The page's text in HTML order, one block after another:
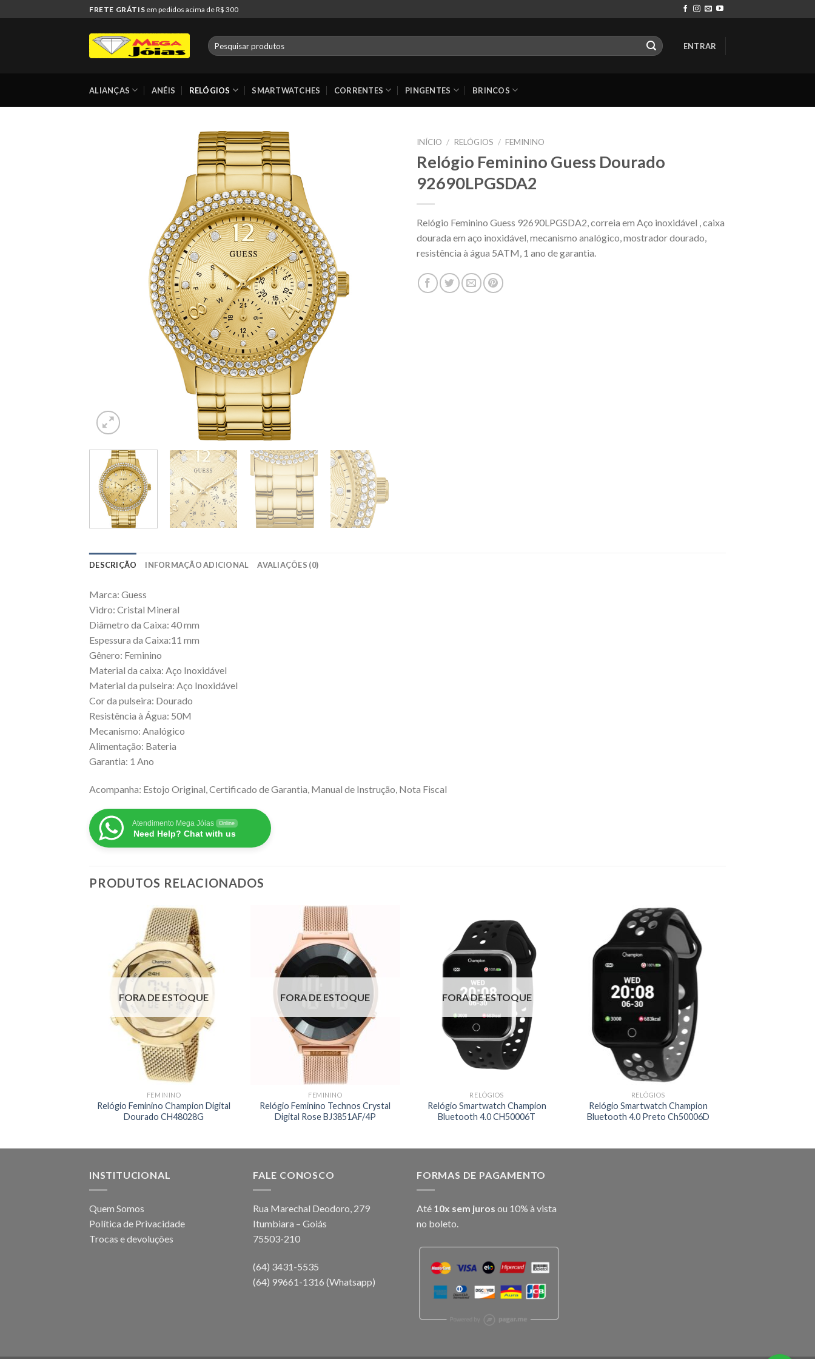
to
FRETE GRÁTIS em pedidos acima de R$ 300
Pesquisar
por:
ENTRAR
ALIANÇAS ANÉIS RELÓGIOS SMARTWATCHES CORRENTES PINGENTES BRINCOS
INÍCIO / RELÓGIOS / FEMININO
Relógio Feminino Guess Dourado
92690LPGSDA2
Relógio Feminino Guess 92690LPGSDA2, correia em Aço inoxidável , caixa
dourada em aço inoxidável, mecanismo analógico, mostrador dourado,
resistência à água 5ATM, 1 ano de garantia.
DESCRIÇÃO INFORMAÇÃO ADICIONAL AVALIAÇÕES (0)
Marca: Guess
Vidro: Cristal Mineral
Diâmetro da Caixa: 40 mm
Espessura da Caixa:11 mm
Gênero: Feminino
Material da caixa: Aço Inoxidável
Material da pulseira: Aço Inoxidável
Cor da pulseira: Dourado
Resistência à Água: 50M
Mecanismo: Analógico
Alimentação: Bateria
Garantia: 1 Ano
Acompanha: Estojo Original, Certificado de Garantia, Manual de Instrução, Nota Fiscal
Atendimento Mega Jóias Online
Need Help? Chat with us
PRODUTOS RELACIONADOS
FORA DE ESTOQUE
FEMININO
Relógio Feminino Champion Digital
Dourado CH48028G
FORA DE ESTOQUE
FEMININO
Relógio Feminino Technos Crystal
Digital Rose BJ3851AF/4P
FORA DE ESTOQUE
RELÓGIOS
Relógio Smartwatch Champion
Bluetooth 4.0 CH50006T
RELÓGIOS
Relógio Smartwatch Champion
Bluetooth 4.0 Preto Ch50006D
INSTITUCIONAL
Quem Somos
Política de Privacidade
Trocas e devoluções
FALE CONOSCO
Rua Marechal Deodoro, 279
Itumbiara – Goiás
75503-210
(64) 3431-5535
(64) 99661-1316 (Whatsapp)
FORMAS DE PAGAMENTO
Até 10x sem juros ou 10% à vista
no boleto.